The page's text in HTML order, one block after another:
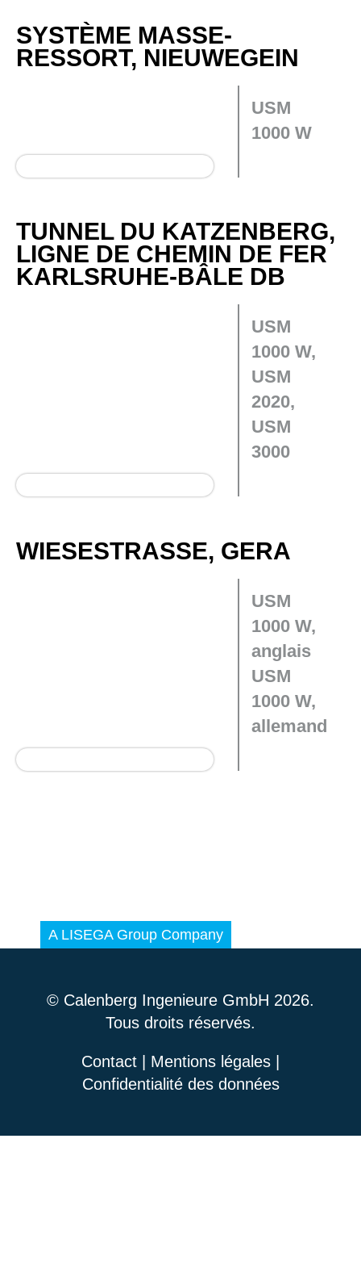
SYSTÈME MASSE-
RESSORT, NIEUWEGEIN
USM
1000 W
TUNNEL DU KATZENBERG,
LIGNE DE CHEMIN DE FER
KARLSRUHE-BÂLE DB
USM
1000 W,
USM
2020,
USM
3000
WIESESTRASSE, GERA
USM
1000 W,
anglais
USM
1000 W,
allemand
© Calenberg Ingenieure GmbH 2026.
Tous droits réservés.
Contact Mentions légales
Confidentialité des données